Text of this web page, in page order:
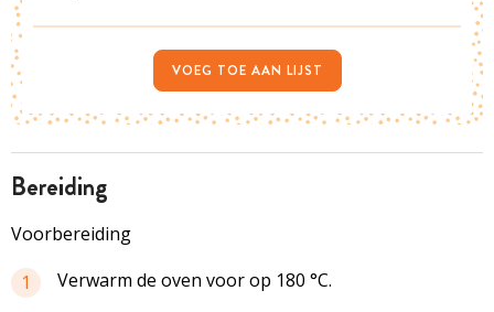
bereiding
Voorbereiding
1
Verwarm de oven voor op 180 °C.
VOEG TOE AAN LIJST